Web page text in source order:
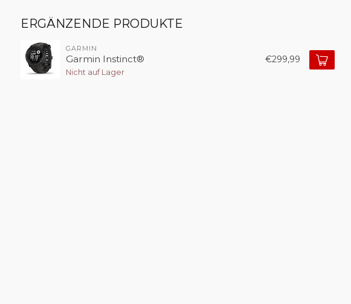
ERGÄNZENDE PRODUKTE
GARMIN
Garmin Instinct®
Nicht auf Lager
€299,99